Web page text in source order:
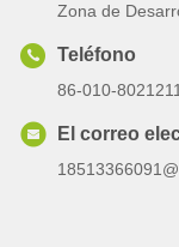
Zona de
Teléfono
86-010-
El correo